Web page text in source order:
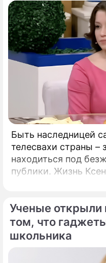
Быть наследницей
телесвахи страны –
находиться под
публики. Жизнь
рассматривают под
Ученые
том, что
школьника